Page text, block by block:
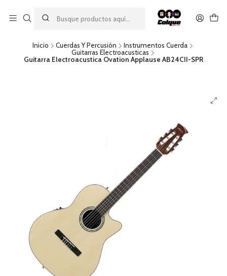
descuento por pago con transferencia bancaria
por una compra mínima de $49.990. Este descuento no es
acumulable a otras promociones ni aplicable a gastos de envío.
Inicio Cuerdas Y Percusión
Instrumentos Cuerda
Guitarras Electroacusticas
Guitarra Electroacustica Ovation Applause AB24CII-SPR